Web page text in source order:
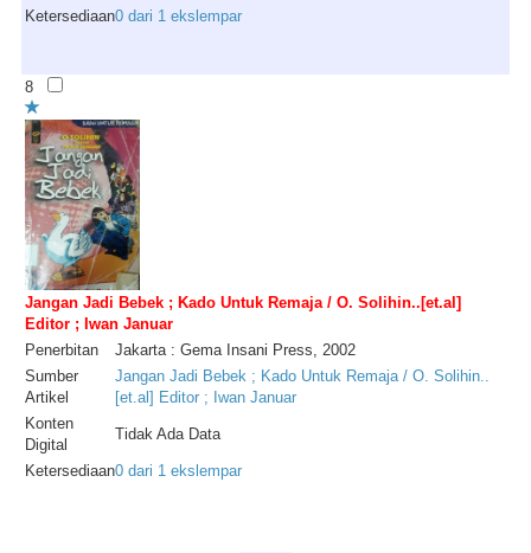
Ketersediaan0 dari 1 ekslempar
8
Jangan Jadi Bebek ; Kado Untuk Remaja / O. Solihin..[et.al]
Editor ; Iwan Januar
Penerbitan
Jakarta : Gema Insani Press, 2002
Sumber
Artikel
Jangan Jadi Bebek ; Kado Untuk Remaja / O. Solihin..
[et.al] Editor ; Iwan Januar
Konten
Digital
Tidak Ada Data
Ketersediaan0 dari 1 ekslempar